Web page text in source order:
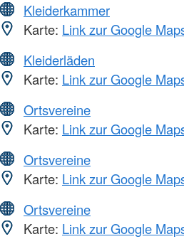
Kleiderkammer
Karte: Link zur Google
Kleiderläden
Karte: Link zur Google
Ortsvereine
Karte: Link zur Google
Ortsvereine
Karte: Link zur Google
Ortsvereine
Karte: Link zur Google